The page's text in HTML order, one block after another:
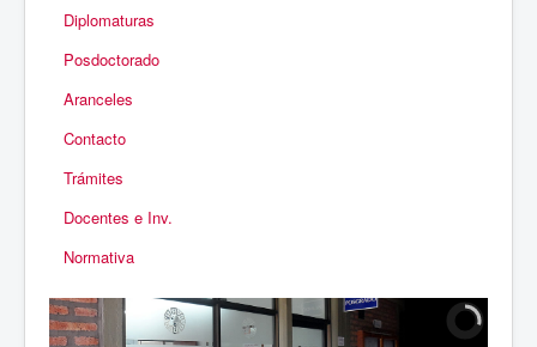
Diplomaturas
Posdoctorado
Aranceles
Contacto
Trámites
Docentes e Inv.
Normativa